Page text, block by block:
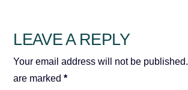
LEAVE A REPLY
Your email address will not be published.
are marked*